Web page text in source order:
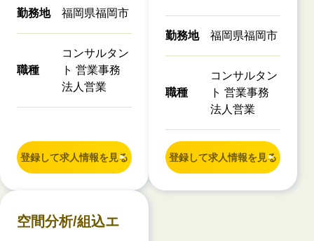
勤務地 福岡県福岡市
職種
コンサルタン
ト 営業事務
法人営業
登録して求人情報を見る
勤務地 福岡県福岡市
職種
コンサルタン
ト 営業事務
法人営業
登録して求人情報を見る
空間分析/組込エ